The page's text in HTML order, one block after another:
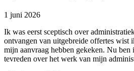
1 juni 2026
Ik was eerst sceptisch over
ontvangen van uitgebreide offertes wist
mijn aanvraag hebben gekeken. Nu ben
tevreden over het werk van mijn